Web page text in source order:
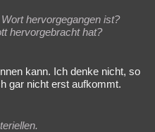
hervorgegangen ist?
hervorgebracht hat?
kann. Ich denke nicht, so
gar nicht erst aufkommt.